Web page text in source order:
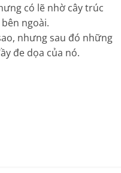
có lẽ nhờ cây trúc
ngoài.
nhưng sau đó những
đe dọa của nó.